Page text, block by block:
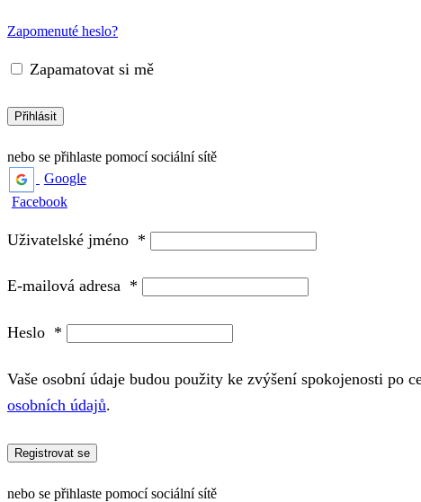
Zapomenuté heslo?
Zapamatovat si mě
Přihlásit
nebo se přihlaste pomocí sociální sítě
Google
Facebook
Uživatelské jméno *
E-mailová adresa *
Heslo *
Vaše osobní údaje budou použity ke zvýšení spokojenosti po
osobních údajů.
Registrovat se
nebo se přihlaste pomocí sociální sítě